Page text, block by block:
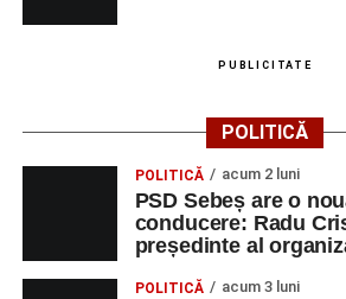
PUBLICITATE
POLITICĂ
POLITICĂ acum 2 luni
PSD Sebeș are o
conducere: Radu
președinte al
POLITICĂ acum 3 luni